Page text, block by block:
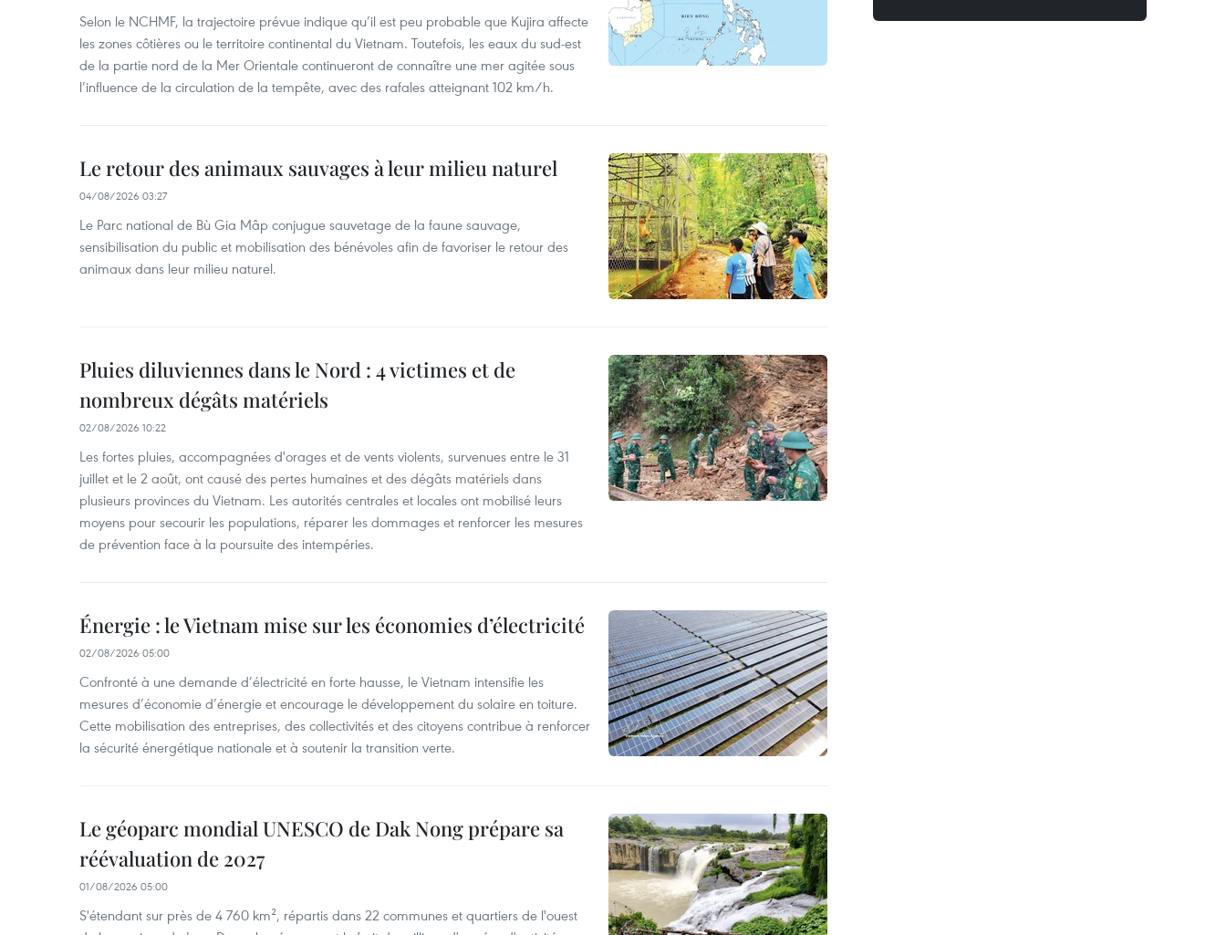
Selon le NCHMF, la trajectoire prévue indique qu’il est peu probable que Kujira affecte
les zones côtières ou le territoire continental du Vietnam. Toutefois, les eaux du sud-est
de la partie nord de la Mer Orientale continueront de connaître une mer agitée sous
l’influence de la circulation de la tempête, avec des rafales atteignant 102 km/h.
Le retour des animaux sauvages à leur milieu naturel
04/08/2026 03:27
Le Parc national de Bù Gia Mâp conjugue sauvetage de la faune sauvage,
sensibilisation du public et mobilisation des bénévoles afin de favoriser le retour des
animaux dans leur milieu naturel.
Pluies diluviennes dans le Nord : 4 victimes et de
nombreux dégâts matériels
02/08/2026 10:22
Les fortes pluies, accompagnées d'orages et de vents violents, survenues entre le 31
juillet et le 2 août, ont causé des pertes humaines et des dégâts matériels dans
plusieurs provinces du Vietnam. Les autorités centrales et locales ont mobilisé leurs
moyens pour secourir les populations, réparer les dommages et renforcer les mesures
de prévention face à la poursuite des intempéries.
Énergie : le Vietnam mise sur les économies d’électricité
02/08/2026 05:00
Confronté à une demande d’électricité en forte hausse, le Vietnam intensifie les
mesures d’économie d’énergie et encourage le développement du solaire en toiture.
Cette mobilisation des entreprises, des collectivités et des citoyens contribue à renforcer
la sécurité énergétique nationale et à soutenir la transition verte.
Le géoparc mondial UNESCO de Dak Nong prépare sa
réévaluation de 2027
01/08/2026 05:00
S'étendant sur près de 4 760 km², répartis dans 22 communes et quartiers de l'ouest